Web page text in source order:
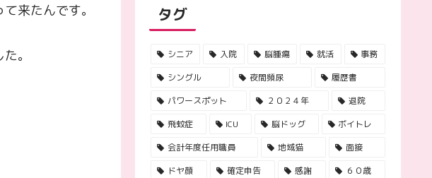
来たんです。
。
タグ
シニア 入院 脳腫瘍 就活
事務
シングル
夜間頻尿
履歴書
パワースポット
２０２４年
退院
飛蚊症
ICU 脳ドッグ
ボイトレ
会計年度任用職員
地域猫
面接
ドヤ顔
確定申告 感謝
６０歳